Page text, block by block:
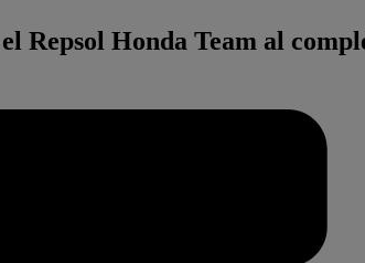
Repsol Honda Team al